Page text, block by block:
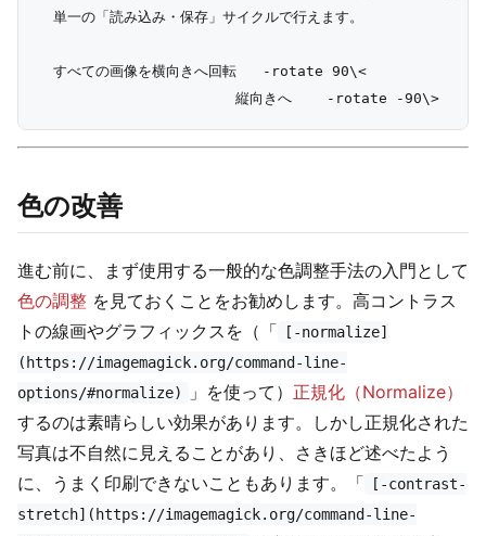
  単一の「読み込み・保存」サイクルで行えます。
  すべての画像を横向きへ回転   -rotate 90\<
色の改善
進む前に、まず使用する一般的な色調整手法の入門として
色の調整 を見ておくことをお勧めします。高コントラス
トの線画やグラフィックスを（「
[-normalize]
(https://imagemagick.org/command-line-
options/#normalize)
」を使って） 正規化（Normalize）
するのは素晴らしい効果があります。しかし正規化された
写真は不自然に見えることがあり、さきほど述べたよう
に、うまく印刷できないこともあります。「
[-contrast-
stretch](https://imagemagick.org/command-line-